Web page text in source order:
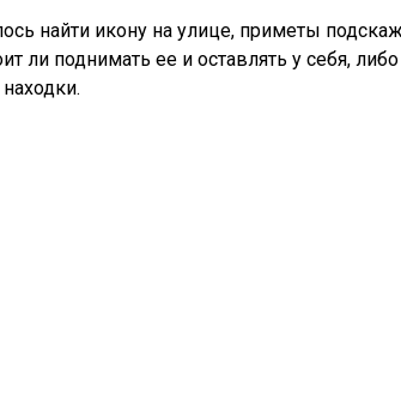
найти икону на улице, приметы
ли поднимать ее и оставлять у себя,